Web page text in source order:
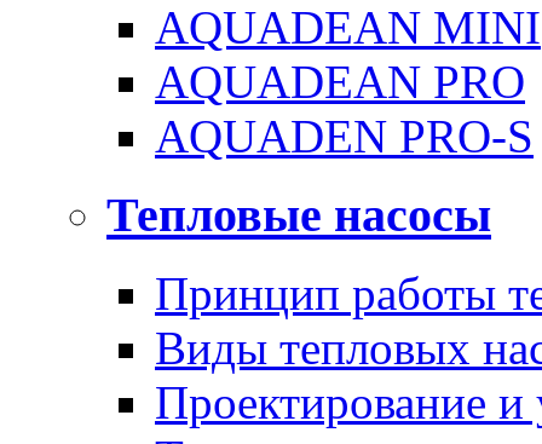
AQUADEAN MINI
AQUADEAN PRO
AQUADEN PRO-S
Тепловые насосы
Принцип работы
Виды тепловых
Проектирование и